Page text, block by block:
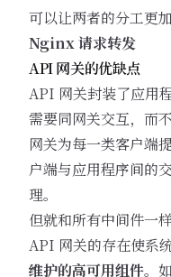
可以让两者的分工更加
Nginx 请求转发
API 网关的优缺点
API 网关封装了应用
需要同网关交互，而
网关为每一类客户端
户端与应用程序间的
理。
但就和所有中间件一
API 网关的存在使系
维护的高可用组件。